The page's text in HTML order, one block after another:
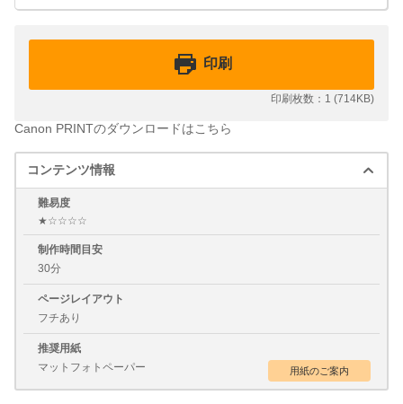
印刷
印刷枚数：1 (714KB)
Canon PRINTのダウンロードはこちら
コンテンツ情報
難易度
★☆☆☆☆
制作時間目安
30分
ページレイアウト
フチあり
推奨用紙
マットフォトペーパー